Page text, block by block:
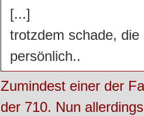
[...]
trotzdem schade,
persönlich..
Zumindest einer der
der 710. Nun